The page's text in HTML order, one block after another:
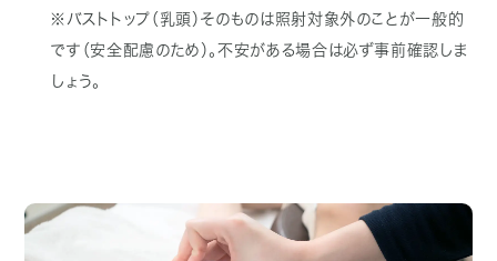
※バストトップ（乳頭）そのものは照射対象外のことが一般的
です（安全配慮のため）。不安がある場合は必ず事前確認しま
しょう。